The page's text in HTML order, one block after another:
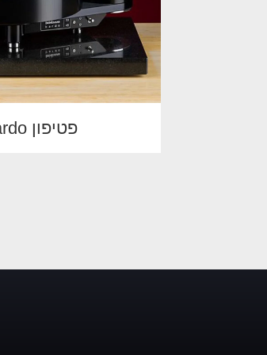
פטיפון Bardo